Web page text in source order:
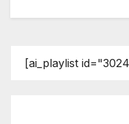
[ai_playlist